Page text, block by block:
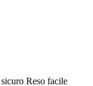
Reso facile